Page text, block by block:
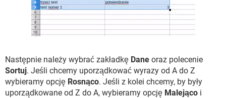
Następnie należy wybrać zakładkę Dane oraz polecenie
Sortuj. Jeśli chcemy uporządkować wyrazy od A do Z
wybieramy opcję Rosnąco. Jeśli z kolei chcemy, by były
uporządkowane od Z do A, wybieramy opcję Malejąco i